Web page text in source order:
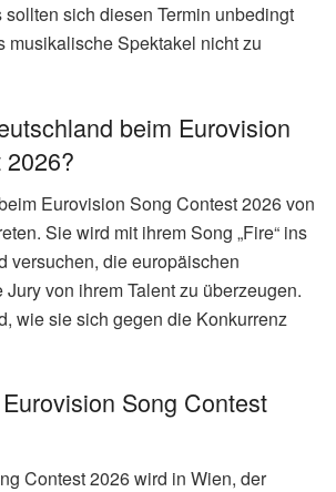
sich diesen Termin unbedingt
musikalische Spektakel nicht zu
beim Eurovision
Eurovision Song Contest 2026 von
Sie wird mit ihrem Song „Fire“ ins
versuchen, die europäischen
von ihrem Talent zu überzeugen.
wie sie sich gegen die Konkurrenz
Song Contest
Contest 2026 wird in Wien, der